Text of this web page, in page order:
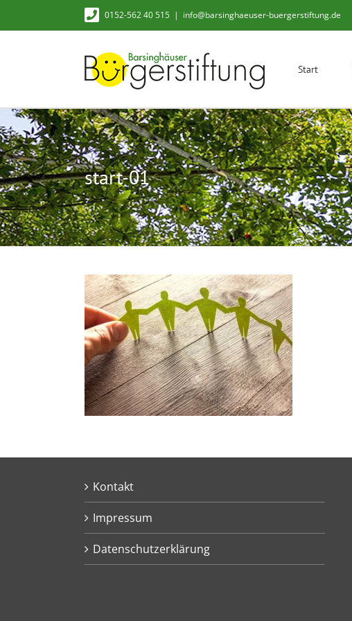
0152-562 40 515 | info@barsinghaeuser-buergerstiftung.de
Start
start-01
Kontakt
Impressum
Datenschutzerklärung